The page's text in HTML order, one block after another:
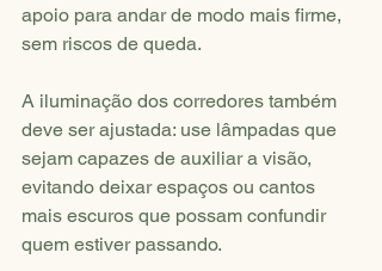
apoio para andar de modo mais firme,
sem riscos de queda.
A iluminação dos corredores também
deve ser ajustada: use lâmpadas que
sejam capazes de auxiliar a visão,
evitando deixar espaços ou cantos
mais escuros que possam confundir
quem estiver passando.